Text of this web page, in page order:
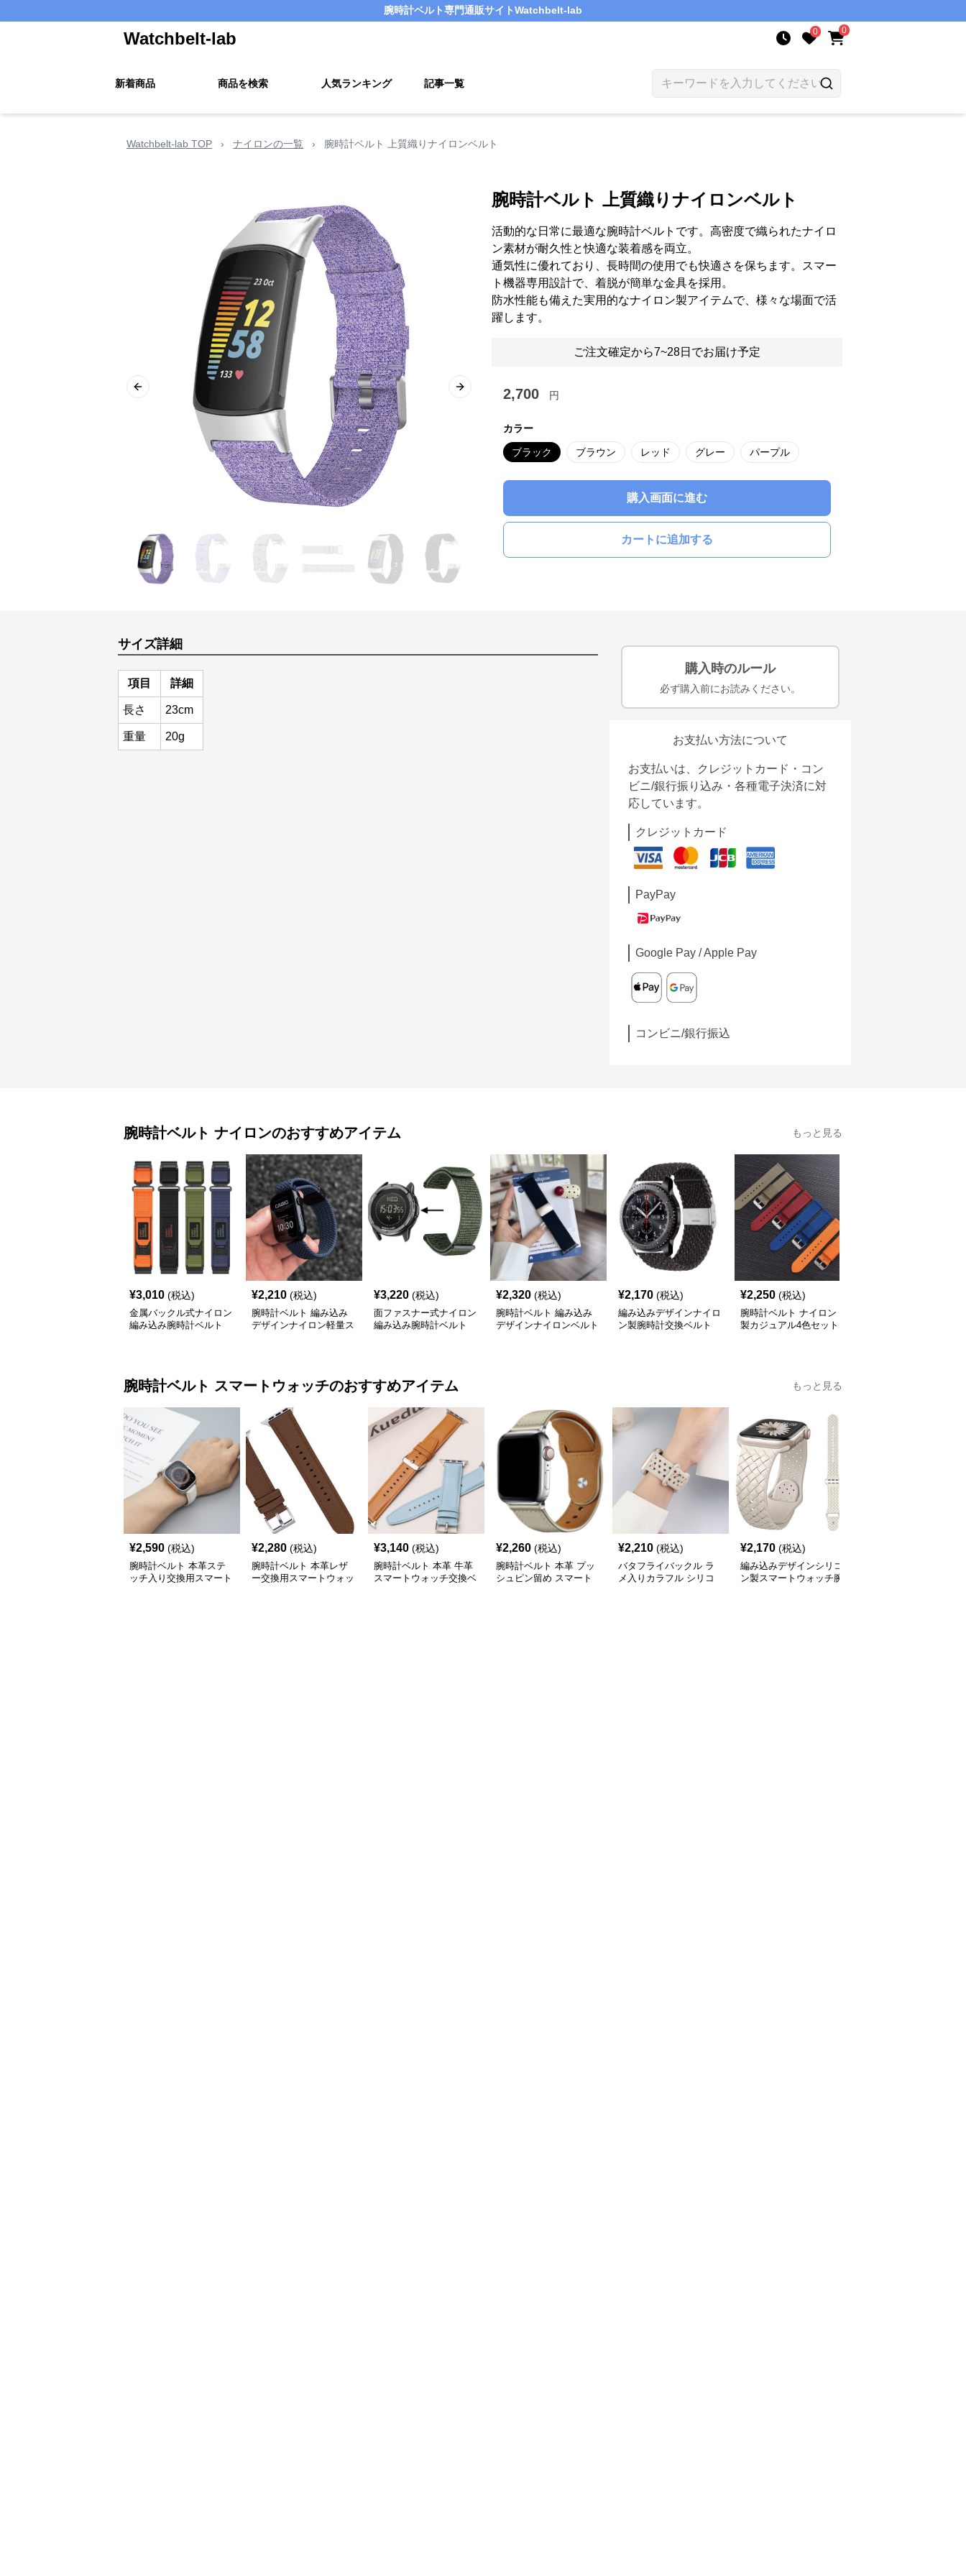
腕時計ベルト専門通販サイトWatchbelt-lab
Watchbelt-lab 0 0
新着商品 商品を検索 人気ランキング 記事一覧
Watchbelt-lab TOP › ナイロンの一覧 › 腕時計ベルト 上質織りナイロンベルト
Previous slide Next slide
腕時計ベルト 上質織りナイロンベルト
活動的な日常に最適な腕時計ベルトです。高密度で織られたナイロ
ン素材が耐久性と快適な装着感を両立。
通気性に優れており、長時間の使用でも快適さを保ちます。スマー
ト機器専用設計で、着脱が簡単な金具を採用。
防水性能も備えた実用的なナイロン製アイテムで、様々な場面で活
躍します。
ご注文確定から7~28日でお届け予定
2,700 円
カラー
ブラック ブラウン レッド グレー パープル
購入画面に進む
カートに追加する
サイズ詳細
項目 詳細
長さ 23cm
重量 20g
購入時のルール
必ず購入前にお読みください。
お支払い方法について
お支払いは、クレジットカード・コン
ビニ/銀行振り込み・各種電子決済に対
応しています。
クレジットカード
PayPay
Google Pay / Apple Pay
コンビニ/銀行振込
腕時計ベルト ナイロンのおすすめアイテム もっと見る
¥3,010 (税込)
金属バックル式ナイロン
編み込み腕時計ベルト
¥2,210 (税込)
腕時計ベルト 編み込み
デザインナイロン軽量ス
¥3,220 (税込)
面ファスナー式ナイロン
編み込み腕時計ベルト
¥2,320 (税込)
腕時計ベルト 編み込み
デザインナイロンベルト
¥2,170 (税込)
編み込みデザインナイロ
ン製腕時計交換ベルト
¥2,250 (税込)
腕時計ベルト ナイロン
製カジュアル4色セット
腕時計ベルト スマートウォッチのおすすめアイテム もっと見る
¥2,590 (税込)
腕時計ベルト 本革ステ
ッチ入り交換用スマート
¥2,280 (税込)
腕時計ベルト 本革レザ
ー交換用スマートウォッ
¥3,140 (税込)
腕時計ベルト 本革 牛革
スマートウォッチ交換ベ
¥2,260 (税込)
腕時計ベルト 本革 プッ
シュピン留め スマート
¥2,210 (税込)
バタフライバックル ラ
メ入りカラフル シリコ
¥2,170 (税込)
編み込みデザインシリコ
ン製スマートウォッチ腕